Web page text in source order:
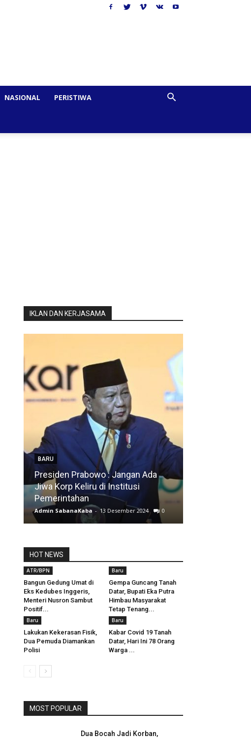
NASIONAL PERISTIWA
IKLAN DAN KERJASAMA
BARU
Presiden Prabowo : Jangan Ada
Jiwa Korp Keliru di Institusi
Pemerintahan
Admin SabanaKaba - 13 Desember 2024 0
HOT NEWS
ATR/BPN
Bangun Gedung Umat di
Eks Kedubes Inggeris,
Menteri Nusron Sambut
Positif...
Baru
Gempa Guncang Tanah
Datar, Bupati Eka Putra
Himbau Masyarakat
Tetap Tenang...
Baru
Lakukan Kekerasan Fisik,
Dua Pemuda Diamankan
Polisi
Baru
Kabar Covid 19 Tanah
Datar, Hari Ini 78 Orang
Warga ...
MOST POPULAR
Dua Bocah Jadi Korban,